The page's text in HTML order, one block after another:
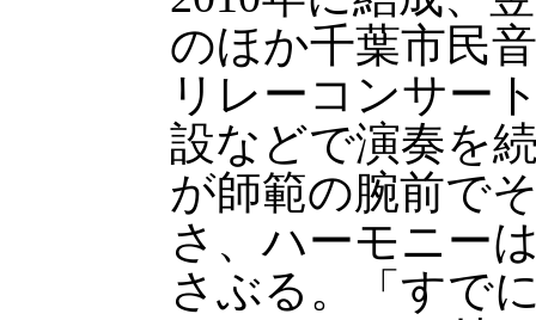
のほか千葉市民
リレーコンサー
設などで演奏を
が師範の腕前で
さ、ハーモニー
さぶる。「すで